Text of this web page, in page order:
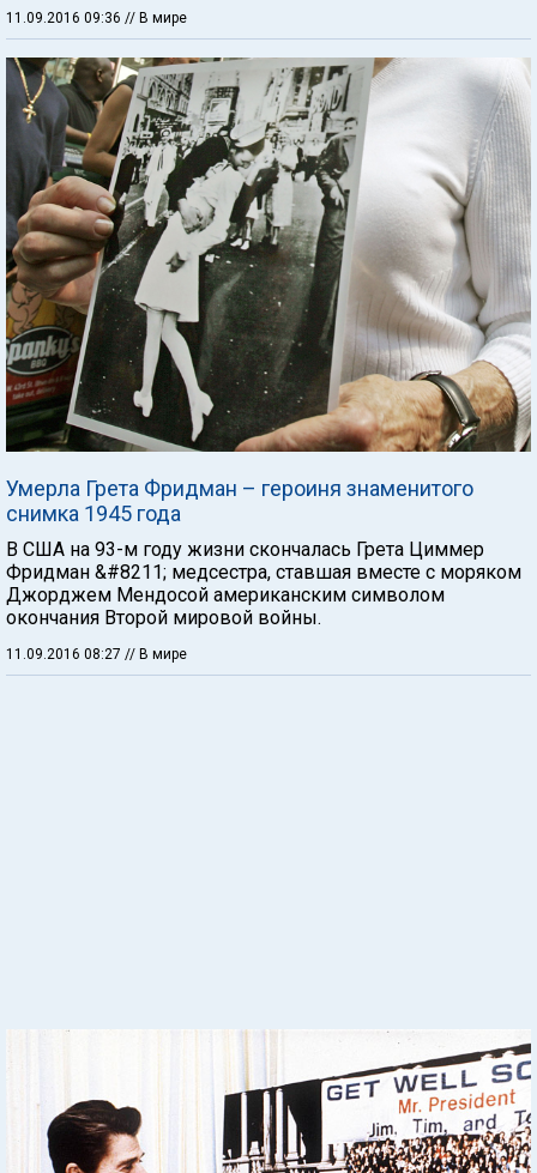
11.09.2016 09:36 // В мире
Умерла Грета Фридман – героиня знаменитого
снимка 1945 года
В США на 93-м году жизни скончалась Грета Циммер
Фридман &#8211; медсестра, ставшая вместе с моряком
Джорджем Мендосой американским символом
окончания Второй мировой войны.
11.09.2016 08:27 // В мире